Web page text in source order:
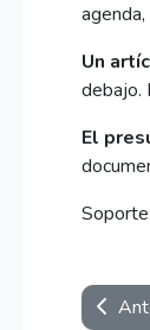
Un
debajo.
El